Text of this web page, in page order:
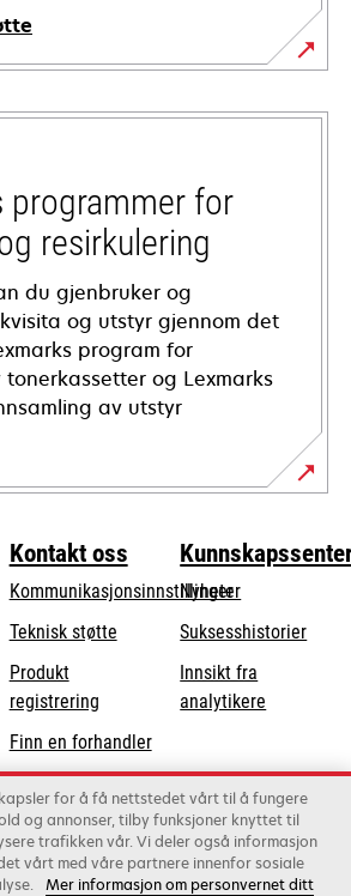
programmer for
resirkulering
du gjenbruker og
og utstyr gjennom det
program for
og Lexmarks
av utstyr
Kontakt oss
Kommunikasjonsinnstillinger
Teknisk støtteopens
tab
Produkt
registrering
Finn en forhandler
Liste over
grossister
Nyheter
Suksesshistorier
Innsikt fra
analytikere
Inc., et Xerox-selskap
for å få nettstedet vårt til å fungere
og annonser, tilby funksjoner knyttet til
trafikken vår. Vi deler også informasjon
vårt med våre partnere innenfor sosiale
Mer informasjon om personvernet ditt